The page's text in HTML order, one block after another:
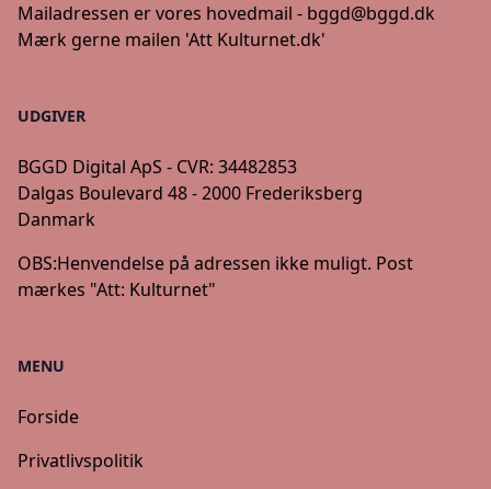
Mailadressen er vores hovedmail - bggd@bggd.dk
Mærk gerne mailen 'Att Kulturnet.dk'
UDGIVER
BGGD Digital ApS - CVR: 34482853
Dalgas Boulevard 48 - 2000 Frederiksberg
Danmark
OBS:Henvendelse på adressen ikke muligt. Post
mærkes "Att: Kulturnet"
MENU
Forside
Privatlivspolitik